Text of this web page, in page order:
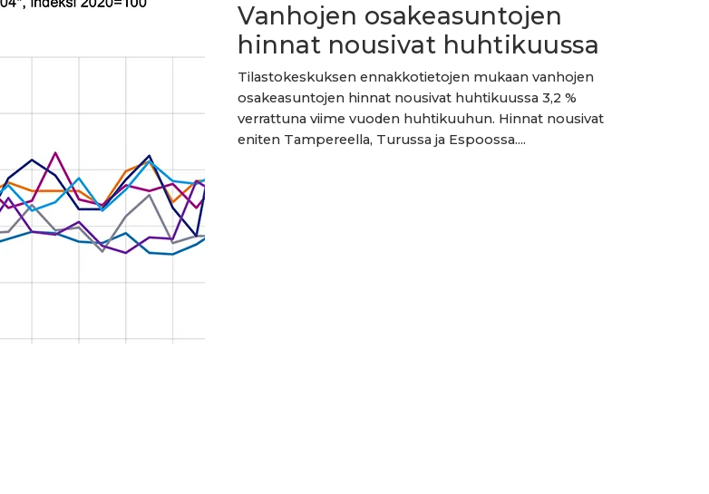
Vanhojen osakeasuntojen
hinnat nousivat huhtikuussa
Tilastokeskuksen ennakkotietojen mukaan vanhojen
osakeasuntojen hinnat nousivat huhtikuussa 3,2 %
verrattuna viime vuoden huhtikuuhun. Hinnat nousivat
eniten Tampereella, Turussa ja Espoossa....